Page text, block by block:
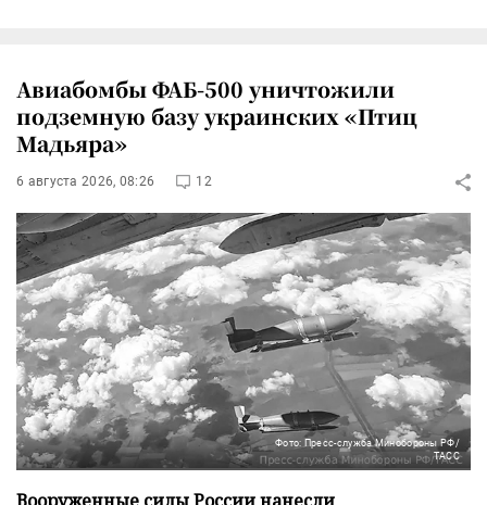
Авиабомбы ФАБ-500 уничтожили
подземную базу украинских «Птиц
Мадьяра»
6 августа 2026, 08:26 12
Фото: Пресс-служба Минобороны РФ/
ТАСС